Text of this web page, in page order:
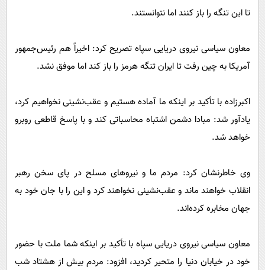
تا این تنگه را باز کنند اما نتوانستند.
معاون سیاسی نیروی دریایی سپاه تصریح کرد: اخیراً هم رئیس‌جمهور
آمریکا به چین رفت تا ایران تنگه هرمز را باز کند اما موفق نشد.
اکبرزاده با تأکید بر اینکه ما آماده هستیم و عقب‌نشینی نخواهیم کرد،
یادآور شد: مبادا دشمن اشتباه محاسباتی کند و با پاسخ قاطعی روبرو
خواهد شد.
وی خاطرنشان کرد: مردم ما و نیروهای مسلح در پای سخن رهبر
انقلاب خواهند ماند و عقب‌نشینی نخواهند کرد و این را با جان خود به
جهان مخابره کرده‌اند.
معاون سیاسی نیروی دریایی سپاه با تأکید بر اینکه شما ملت با حضور
خود در خیابان دنیا را متحیر کردید، افزود: مردم بیش از هشتاد شب